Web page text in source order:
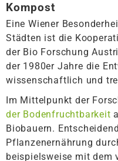
Kompost
Eine Wiener
Städten ist die
der Bio Forschung
der 1980er Jahre die
wissenschaftlich und
Im Mittelpunkt der
der Bodenfruchtbarkeit
Biobauern.
Pflanzenernährung
beispielsweise mit dem